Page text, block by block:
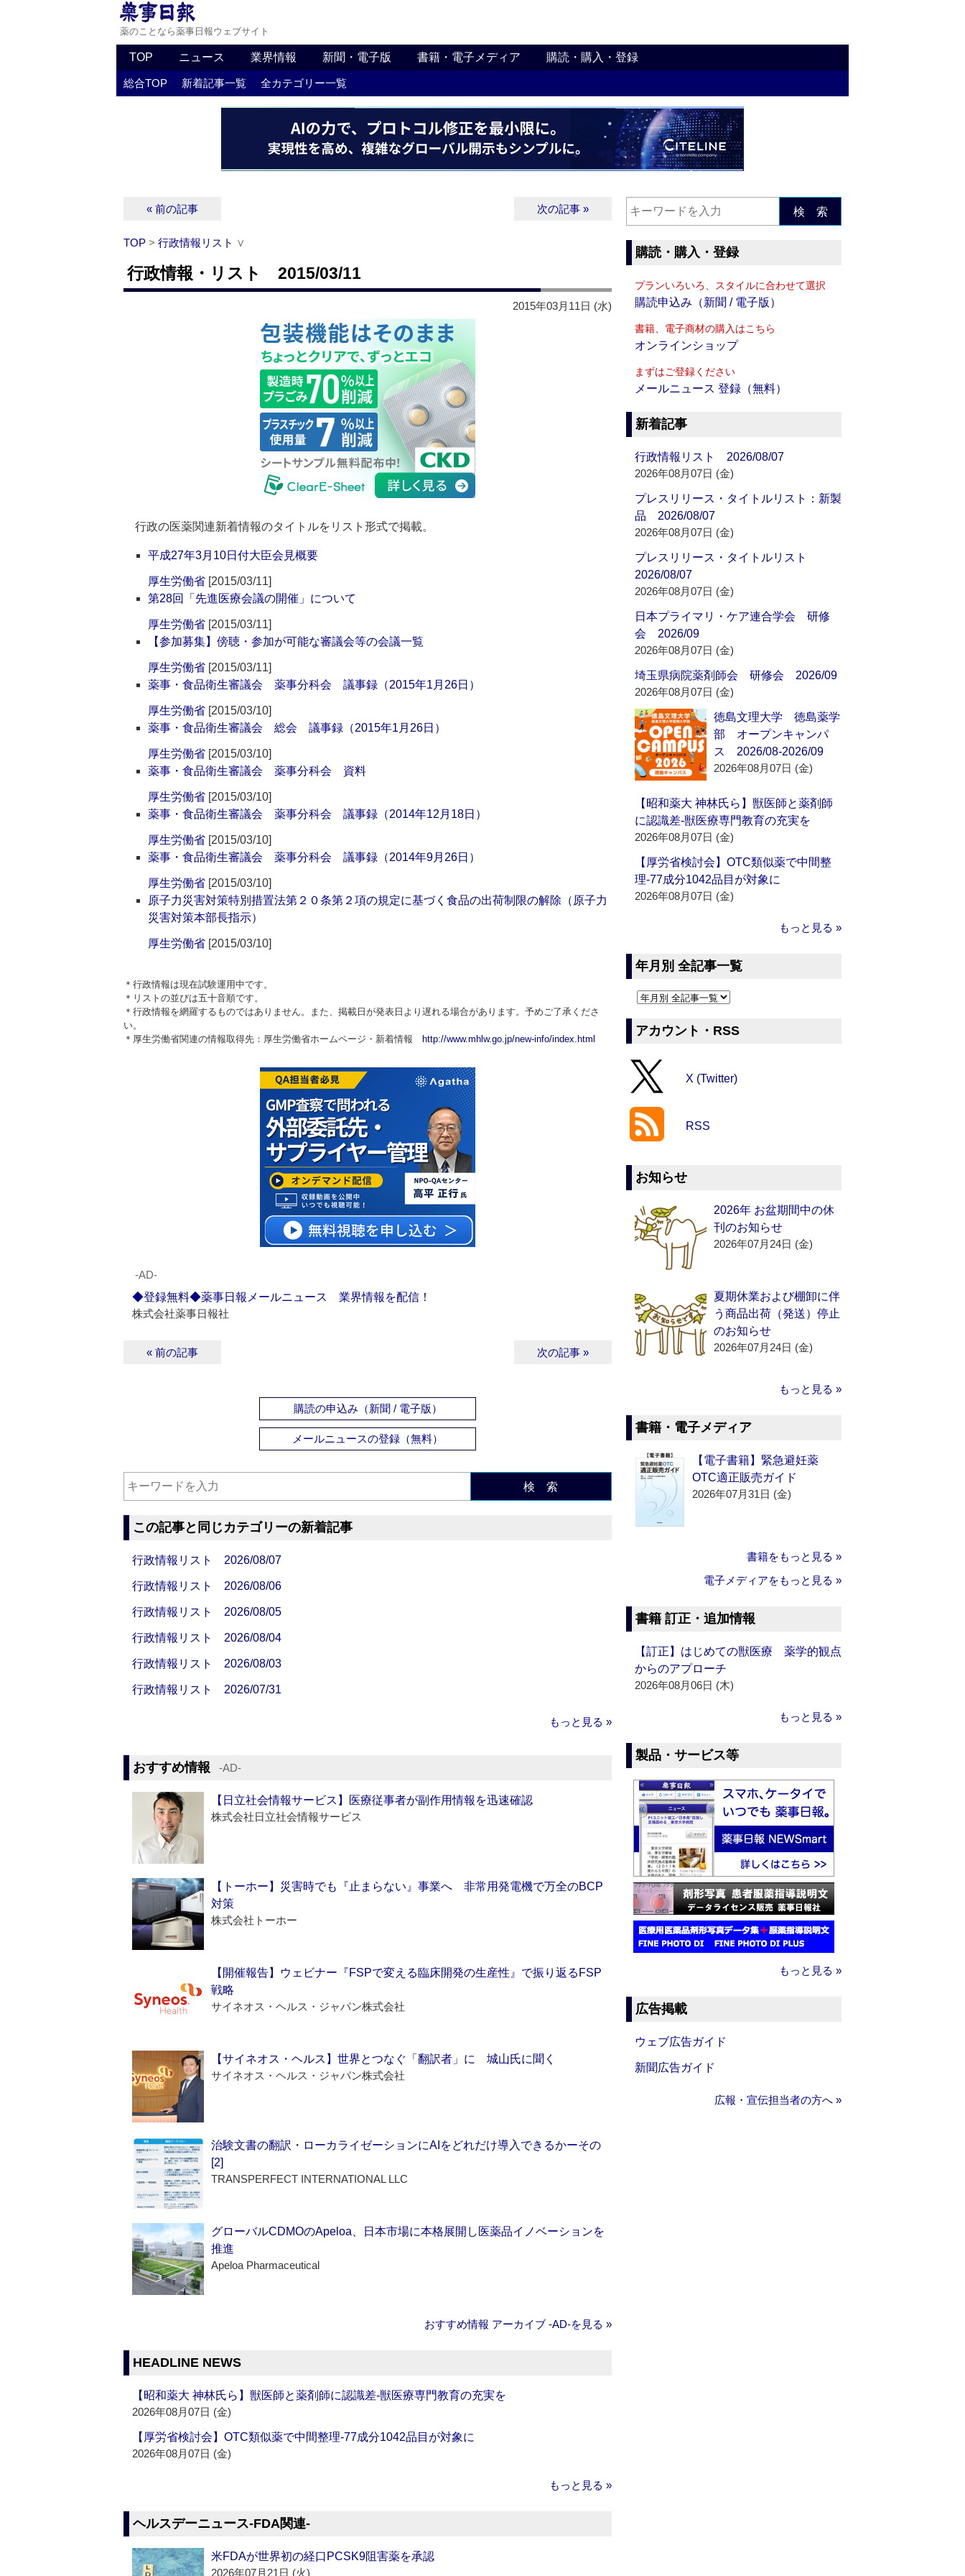
薬のことなら薬事日報ウェブサイト
TOP ニュース 業界情報 新聞・電子版 書籍・電子メディア 購読・購入・登録
総合TOP 新着記事一覧 全カテゴリー一覧
« 前の記事 次の記事 »
TOP > 行政情報リスト ∨
行政情報・リスト 2015/03/11
2015年03月11日 (水)
行政の医薬関連新着情報のタイトルをリスト形式で掲載。
平成27年3月10日付大臣会見概要
厚生労働省 [2015/03/11]
第28回「先進医療会議の開催」について
厚生労働省 [2015/03/11]
【参加募集】傍聴・参加が可能な審議会等の会議一覧
厚生労働省 [2015/03/11]
薬事・食品衛生審議会 薬事分科会 議事録（2015年1月26日）
厚生労働省 [2015/03/10]
薬事・食品衛生審議会 総会 議事録（2015年1月26日）
厚生労働省 [2015/03/10]
薬事・食品衛生審議会 薬事分科会 資料
厚生労働省 [2015/03/10]
薬事・食品衛生審議会 薬事分科会 議事録（2014年12月18日）
厚生労働省 [2015/03/10]
薬事・食品衛生審議会 薬事分科会 議事録（2014年9月26日）
厚生労働省 [2015/03/10]
原子力災害対策特別措置法第２０条第２項の規定に基づく食品の出荷制限の解除（原子力
災害対策本部長指示）
厚生労働省 [2015/03/10]
＊行政情報は現在試験運用中です。
＊リストの並びは五十音順です。
＊行政情報を網羅するものではありません。また、掲載日が発表日より遅れる場合があります。予めご了承くださ
い。
＊厚生労働省関連の情報取得先：厚生労働省ホームページ・新着情報
http://www.mhlw.go.jp/new-info/index.html
‐AD‐
◆登録無料◆薬事日報メールニュース 業界情報を配信！
株式会社薬事日報社
« 前の記事 次の記事 »
購読の申込み（新聞 / 電子版）
メールニュースの登録（無料）
検 索
この記事と同じカテゴリーの新着記事
行政情報リスト 2026/08/07
行政情報リスト 2026/08/06
行政情報リスト 2026/08/05
行政情報リスト 2026/08/04
行政情報リスト 2026/08/03
行政情報リスト 2026/07/31
もっと見る »
おすすめ情報 ‐AD‐
【日立社会情報サービス】医療従事者が副作用情報を迅速確認
株式会社日立社会情報サービス
【トーホー】災害時でも『止まらない』事業へ 非常用発電機で万全のBCP
対策
株式会社トーホー
【開催報告】ウェビナー『FSPで変える臨床開発の生産性』で振り返るFSP
戦略
サイネオス・ヘルス・ジャパン株式会社
【サイネオス・ヘルス】世界とつなぐ「翻訳者」に 城山氏に聞く
サイネオス・ヘルス・ジャパン株式会社
治験文書の翻訳・ローカライゼーションにAIをどれだけ導入できるかーその
[2]
TRANSPERFECT INTERNATIONAL LLC
グローバルCDMOのApeloa、日本市場に本格展開し医薬品イノベーションを
推進
Apeloa Pharmaceutical
おすすめ情報 アーカイブ ‐AD‐を見る »
HEADLINE NEWS
【昭和薬大 神林氏ら】獣医師と薬剤師に認識差‐獣医療専門教育の充実を
2026年08月07日 (金)
【厚労省検討会】OTC類似薬で中間整理‐77成分1042品目が対象に
2026年08月07日 (金)
もっと見る »
ヘルスデーニュース‐FDA関連‐
米FDAが世界初の経口PCSK9阻害薬を承認
2026年07月21日 (火)
検 索
購読・購入・登録
プランいろいろ、スタイルに合わせて選択
購読申込み（新聞 / 電子版）
書籍、電子商材の購入はこちら
オンラインショップ
まずはご登録ください
メールニュース 登録（無料）
新着記事
行政情報リスト 2026/08/07
2026年08月07日 (金)
プレスリリース・タイトルリスト：新製
品 2026/08/07
2026年08月07日 (金)
プレスリリース・タイトルリスト
2026/08/07
2026年08月07日 (金)
日本プライマリ・ケア連合学会 研修
会 2026/09
2026年08月07日 (金)
埼玉県病院薬剤師会 研修会 2026/09
2026年08月07日 (金)
徳島文理大学 徳島薬学
部 オープンキャンパ
ス 2026/08-2026/09
2026年08月07日 (金)
【昭和薬大 神林氏ら】獣医師と薬剤師
に認識差‐獣医療専門教育の充実を
2026年08月07日 (金)
【厚労省検討会】OTC類似薬で中間整
理‐77成分1042品目が対象に
2026年08月07日 (金)
もっと見る »
年月別 全記事一覧
アカウント・RSS
X (Twitter)
RSS
お知らせ
2026年 お盆期間中の休
刊のお知らせ
2026年07月24日 (金)
夏期休業および棚卸に伴
う商品出荷（発送）停止
のお知らせ
2026年07月24日 (金)
もっと見る »
書籍・電子メディア
【電子書籍】緊急避妊薬
OTC適正販売ガイド
2026年07月31日 (金)
書籍をもっと見る »
電子メディアをもっと見る »
書籍 訂正・追加情報
【訂正】はじめての獣医療 薬学的観点
からのアプローチ
2026年08月06日 (木)
もっと見る »
製品・サービス等
もっと見る »
広告掲載
ウェブ広告ガイド
新聞広告ガイド
広報・宣伝担当者の方へ »